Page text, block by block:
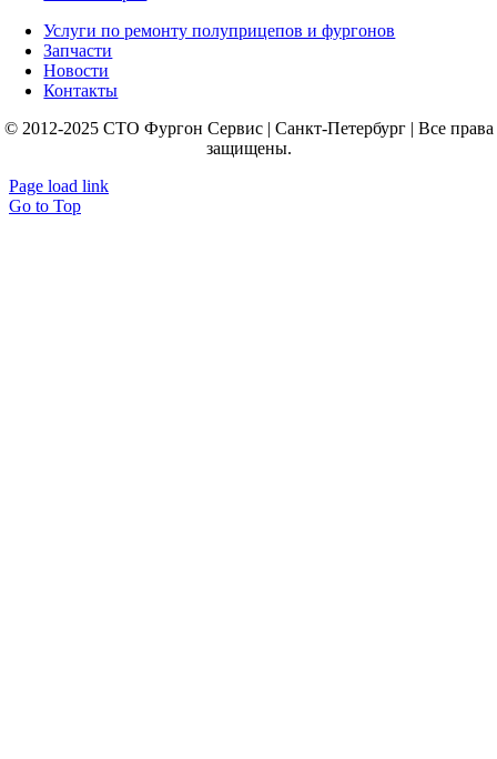
Услуги по ремонту полуприцепов и фургонов
Запчасти
Новости
Контакты
© 2012-2025 СТО Фургон Сервис | Санкт-Петербург | Все права
защищены.
Page load link
Go to Top